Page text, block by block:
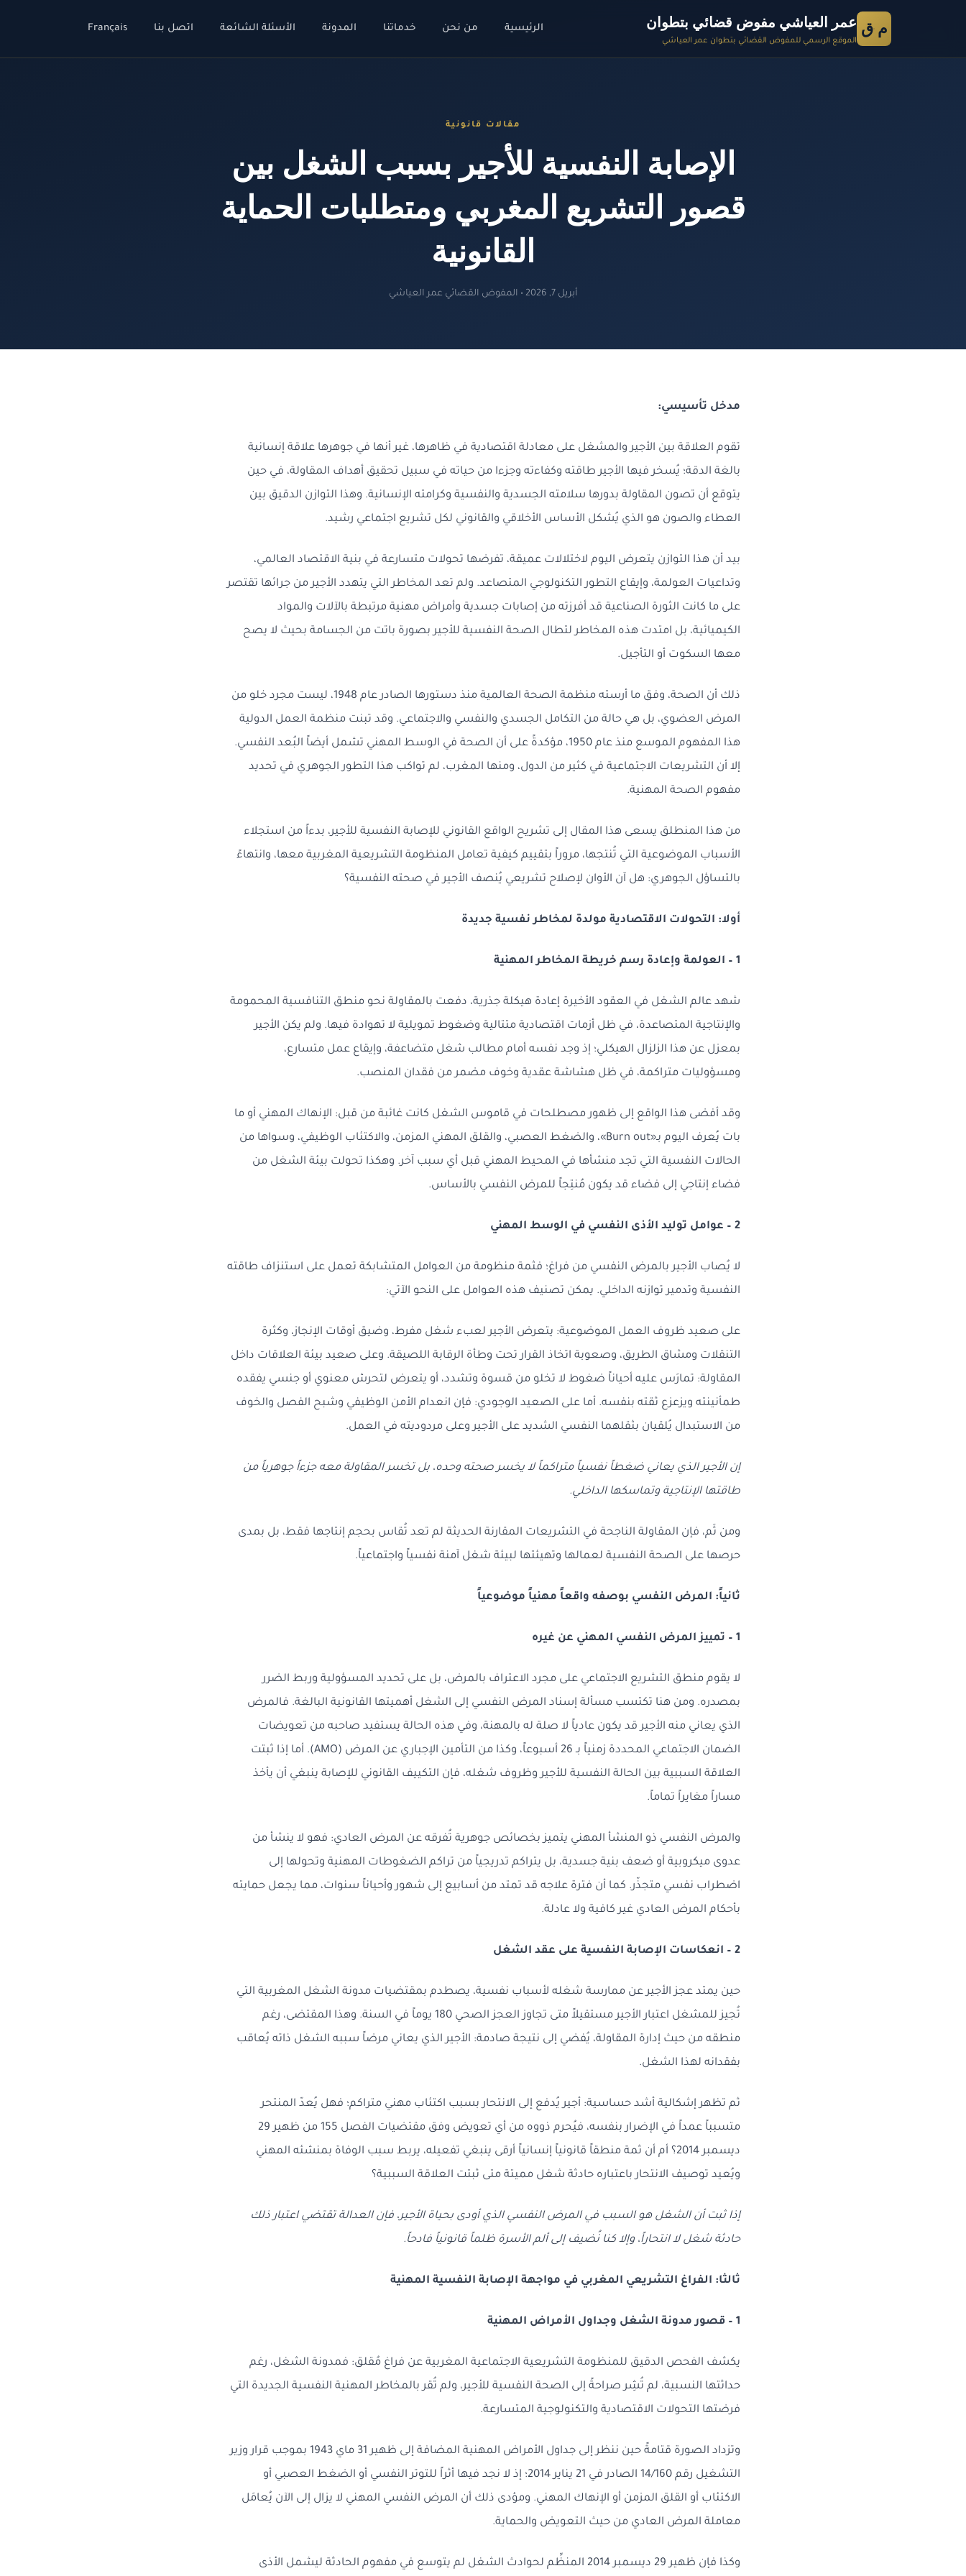
م ق عمر العياشي مفوض قضائي بتطوان
الموقع الرسمي للمفوض القضائي بتطوان عمر العياشي
الرئيسية من نحن خدماتنا المدونة الأسئلة الشائعة اتصل بنا Français
مقالات قانونية
الإصابة النفسية للأجير بسبب الشغل بين
قصور التشريع المغربي ومتطلبات الحماية
القانونية
أبريل 7, 2026 • المفوض القضائي عمر العياشي
مدخل تأسيسي:
تقوم العلاقة بين الأجير والمشغل على معادلة اقتصادية في ظاهرها، غير أنها في جوهرها علاقة إنسانية
بالغة الدقة؛ يُسخر فيها الأجير طاقته وكفاءته وجزءا من حياته في سبيل تحقيق أهداف المقاولة، في حين
يتوقع أن تصون المقاولة بدورها سلامته الجسدية والنفسية وكرامته الإنسانية. وهذا التوازن الدقيق بين
العطاء والصون هو الذي يُشكل الأساس الأخلاقي والقانوني لكل تشريع اجتماعي رشيد.
بيد أن هذا التوازن يتعرض اليوم لاختلالات عميقة، تفرضها تحولات متسارعة في بنية الاقتصاد العالمي،
وتداعيات العولمة، وإيقاع التطور التكنولوجي المتصاعد. ولم تعد المخاطر التي يتهدد الأجير من جرائها تقتصر
على ما كانت الثورة الصناعية قد أفرزته من إصابات جسدية وأمراض مهنية مرتبطة بالآلات والمواد
الكيميائية، بل امتدت هذه المخاطر لتطال الصحة النفسية للأجير بصورة باتت من الجسامة بحيث لا يصح
معها السكوت أو التأجيل.
ذلك أن الصحة، وفق ما أرسته منظمة الصحة العالمية منذ دستورها الصادر عام 1948، ليست مجرد خلو من
المرض العضوي، بل هي حالة من التكامل الجسدي والنفسي والاجتماعي. وقد تبنت منظمة العمل الدولية
هذا المفهوم الموسع منذ عام 1950، مؤكدةً على أن الصحة في الوسط المهني تشمل أيضاً البُعد النفسي.
إلا أن التشريعات الاجتماعية في كثير من الدول، ومنها المغرب، لم تواكب هذا التطور الجوهري في تحديد
مفهوم الصحة المهنية.
من هذا المنطلق يسعى هذا المقال إلى تشريح الواقع القانوني للإصابة النفسية للأجير، بدءاً من استجلاء
الأسباب الموضوعية التي تُنتجها، مروراً بتقييم كيفية تعامل المنظومة التشريعية المغربية معها، وانتهاءً
بالتساؤل الجوهري: هل آن الأوان لإصلاح تشريعي يُنصف الأجير في صحته النفسية؟
أولا: التحولات الاقتصادية مولدة لمخاطر نفسية جديدة
1 – العولمة وإعادة رسم خريطة المخاطر المهنية
شهد عالم الشغل في العقود الأخيرة إعادة هيكلة جذرية، دفعت بالمقاولة نحو منطق التنافسية المحمومة
والإنتاجية المتصاعدة، في ظل أزمات اقتصادية متتالية وضغوط تمويلية لا تهوادة فيها. ولم يكن الأجير
بمعزل عن هذا الزلزال الهيكلي؛ إذ وجد نفسه أمام مطالب شغل متضاعفة، وإيقاع عمل متسارع،
ومسؤوليات متراكمة، في ظل هشاشة عقدية وخوف مضمر من فقدان المنصب.
وقد أفضى هذا الواقع إلى ظهور مصطلحات في قاموس الشغل كانت غائبة من قبل: الإنهاك المهني أو ما
بات يُعرف اليوم بـ«Burn out»، والضغط العصبي، والقلق المهني المزمن، والاكتئاب الوظيفي، وسواها من
الحالات النفسية التي تجد منشأها في المحيط المهني قبل أي سبب آخر. وهكذا تحولت بيئة الشغل من
فضاء إنتاجي إلى فضاء قد يكون مُنتِجاً للمرض النفسي بالأساس.
2 – عوامل توليد الأذى النفسي في الوسط المهني
لا يُصاب الأجير بالمرض النفسي من فراغ؛ فثمة منظومة من العوامل المتشابكة تعمل على استنزاف طاقته
النفسية وتدمير توازنه الداخلي. يمكن تصنيف هذه العوامل على النحو الآتي:
على صعيد ظروف العمل الموضوعية: يتعرض الأجير لعبء شغل مفرط، وضيق أوقات الإنجاز، وكثرة
التنقلات ومشاق الطريق، وصعوبة اتخاذ القرار تحت وطأة الرقابة اللصيقة. وعلى صعيد بيئة العلاقات داخل
المقاولة: تمارَس عليه أحياناً ضغوط لا تخلو من قسوة وتشدد، أو يتعرض لتحرش معنوي أو جنسي يفقده
طمأنينته ويزعزع ثقته بنفسه. أما على الصعيد الوجودي: فإن انعدام الأمن الوظيفي وشبح الفصل والخوف
من الاستبدال يُلقيان بثقلهما النفسي الشديد على الأجير وعلى مردوديته في العمل.
إن الأجير الذي يعاني ضغطاً نفسياً متراكماً لا يخسر صحته وحده، بل تخسر المقاولة معه جزءاً جوهرياً من
طاقتها الإنتاجية وتماسكها الداخلي.
ومن ثَم، فإن المقاولة الناجحة في التشريعات المقارنة الحديثة لم تعد تُقاس بحجم إنتاجها فقط، بل بمدى
حرصها على الصحة النفسية لعمالها وتهيئتها لبيئة شغل آمنة نفسياً واجتماعياً.
ثانياً: المرض النفسي بوصفه واقعاً مهنياً موضوعياً
1 – تمييز المرض النفسي المهني عن غيره
لا يقوم منطق التشريع الاجتماعي على مجرد الاعتراف بالمرض، بل على تحديد المسؤولية وربط الضرر
بمصدره. ومن هنا تكتسب مسألة إسناد المرض النفسي إلى الشغل أهميتها القانونية البالغة. فالمرض
الذي يعاني منه الأجير قد يكون عادياً لا صلة له بالمهنة، وفي هذه الحالة يستفيد صاحبه من تعويضات
الضمان الاجتماعي المحددة زمنياً بـ 26 أسبوعاً، وكذا من التأمين الإجباري عن المرض (AMO). أما إذا ثبتت
العلاقة السببية بين الحالة النفسية للأجير وظروف شغله، فإن التكييف القانوني للإصابة ينبغي أن يأخذ
مساراً مغايراً تماماً.
والمرض النفسي ذو المنشأ المهني يتميز بخصائص جوهرية تُفرقه عن المرض العادي: فهو لا ينشأ من
عدوى ميكروبية أو ضعف بنية جسدية، بل يتراكم تدريجياً من تراكم الضغوطات المهنية وتحولها إلى
اضطراب نفسي متجذّر. كما أن فترة علاجه قد تمتد من أسابيع إلى شهور وأحياناً سنوات، مما يجعل حمايته
بأحكام المرض العادي غير كافية ولا عادلة.
2 – انعكاسات الإصابة النفسية على عقد الشغل
حين يمتد عجز الأجير عن ممارسة شغله لأسباب نفسية، يصطدم بمقتضيات مدونة الشغل المغربية التي
تُجيز للمشغل اعتبار الأجير مستقيلاً متى تجاوز العجز الصحي 180 يوماً في السنة. وهذا المقتضى، رغم
منطقه من حيث إدارة المقاولة، يُفضي إلى نتيجة صادمة: الأجير الذي يعاني مرضاً سببه الشغل ذاته يُعاقب
بفقدانه لهذا الشغل.
ثم تظهر إشكالية أشد حساسية: أجير يُدفع إلى الانتحار بسبب اكتئاب مهني متراكم؛ فهل يُعدّ المنتحر
متسبباً عمداً في الإضرار بنفسه، فيُحرم ذووه من أي تعويض وفق مقتضيات الفصل 155 من ظهير 29
ديسمبر 2014؟ أم أن ثمة منطقاً قانونياً إنسانياً أرقى ينبغي تفعيله، يربط سبب الوفاة بمنشئه المهني
ويُعيد توصيف الانتحار باعتباره حادثة شغل مميتة متى ثبتت العلاقة السببية؟
إذا ثبت أن الشغل هو السبب في المرض النفسي الذي أودى بحياة الأجير، فإن العدالة تقتضي اعتبار ذلك
حادثة شغل لا انتحاراً، وإلا كنا نُضيف إلى ألم الأسرة ظلماً قانونياً فادحاً.
ثالثا: الفراغ التشريعي المغربي في مواجهة الإصابة النفسية المهنية
1 – قصور مدونة الشغل وجداول الأمراض المهنية
يكشف الفحص الدقيق للمنظومة التشريعية الاجتماعية المغربية عن فراغ مُقلق: فمدونة الشغل، رغم
حداثتها النسبية، لم تُشِر صراحةً إلى الصحة النفسية للأجير، ولم تُقر بالمخاطر المهنية النفسية الجديدة التي
فرضتها التحولات الاقتصادية والتكنولوجية المتسارعة.
وتزداد الصورة قتامةً حين ننظر إلى جداول الأمراض المهنية المضافة إلى ظهير 31 ماي 1943 بموجب قرار وزير
التشغيل رقم 14/160 الصادر في 21 يناير 2014؛ إذ لا نجد فيها أثراً للتوتر النفسي أو الضغط العصبي أو
الاكتئاب أو القلق المزمن أو الإنهاك المهني. ومؤدى ذلك أن المرض النفسي المهني لا يزال إلى الآن يُعامَل
معاملة المرض العادي من حيث التعويض والحماية.
وكذا فإن ظهير 29 ديسمبر 2014 المنظِّم لحوادث الشغل لم يتوسع في مفهوم الحادثة ليشمل الأذى